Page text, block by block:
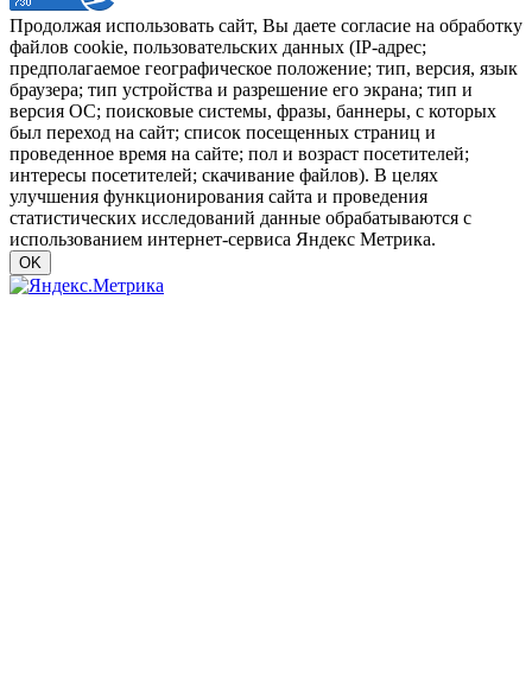
Продолжая использовать сайт, Вы даете согласие на обработку
файлов cookie, пользовательских данных (IP-адрес;
предполагаемое географическое положение; тип, версия, язык
браузера; тип устройства и разрешение его экрана; тип и
версия ОС; поисковые системы, фразы, баннеры, с которых
был переход на сайт; список посещенных страниц и
проведенное время на сайте; пол и возраст посетителей;
интересы посетителей; скачивание файлов). В целях
улучшения функционирования сайта и проведения
статистических исследований данные обрабатываются с
использованием интернет-сервиса Яндекс Метрика.
OK